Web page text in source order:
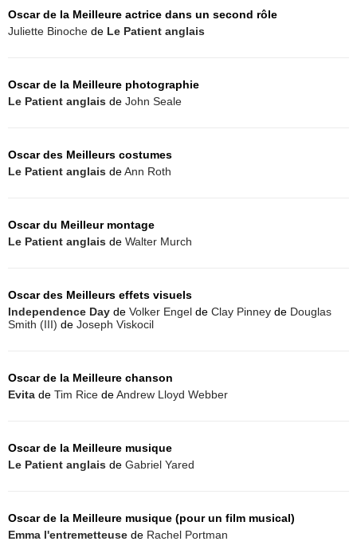
Oscar de la Meilleure actrice dans un second rôle
Juliette Binoche de Le Patient anglais
Oscar de la Meilleure photographie
Le Patient anglais de John Seale
Oscar des Meilleurs costumes
Le Patient anglais deAnn Roth
Oscar du Meilleur montage
Le Patient anglais de Walter Murch
Oscar des Meilleurs effets visuels
Independence Day de Volker Engel de Clay Pinney de Douglas
Smith (III) de Joseph Viskocil
Oscar de la Meilleure chanson
Evita de Tim Rice deAndrew Lloyd Webber
Oscar de la Meilleure musique
Le Patient anglais de Gabriel Yared
Oscar de la Meilleure musique (pour un film musical)
Emma l'entremetteuse de Rachel Portman